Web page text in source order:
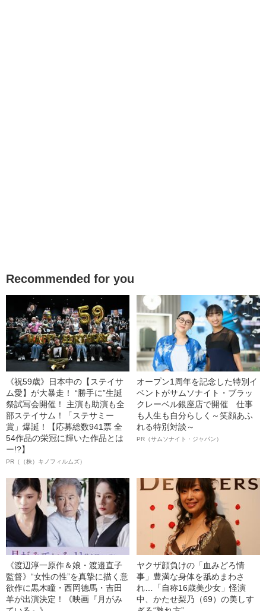
Recommended for you
《祝59歳》日本中の【ステイサ
ム愛】が大暴走！ “勝手に”生誕
祭試写会開催！ 主演も助演も全
部ステイサム！「ステサミー
賞」爆誕！【応募総数941票 全
54作品の栄冠に輝いた作品とは
ー!?】
PR（（株）キノフィルムズ）
オープン1周年を記念した特別イ
ベントがサムソナイト・ブラッ
クレーベル銀座店で開催 仕事
も人生も自分らしく～笑顔あふ
れる特別対談～
PR（サムソナイト・ジャパン）
《渡辺淳一原作＆娘・渡邉直子
監督》“女性の性”を真摯に描く意
欲作に黒木瞳・西岡德馬・吉田
羊が出演決定！《映画『月がみ
ヤクザ顔負けの「血みどろ情
事」豊満な身体を舐めまわさ
れ…「自称16歳美少女」怪演
中、かたせ梨乃（69）の美しす